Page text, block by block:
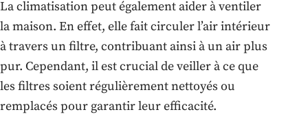
La climatisation peut également aider à ventiler
la maison. En effet, elle fait circuler l’air intérieur
à travers un filtre, contribuant ainsi à un air plus
pur. Cependant, il est crucial de veiller à ce que
les filtres soient régulièrement nettoyés ou
remplacés pour garantir leur efficacité.